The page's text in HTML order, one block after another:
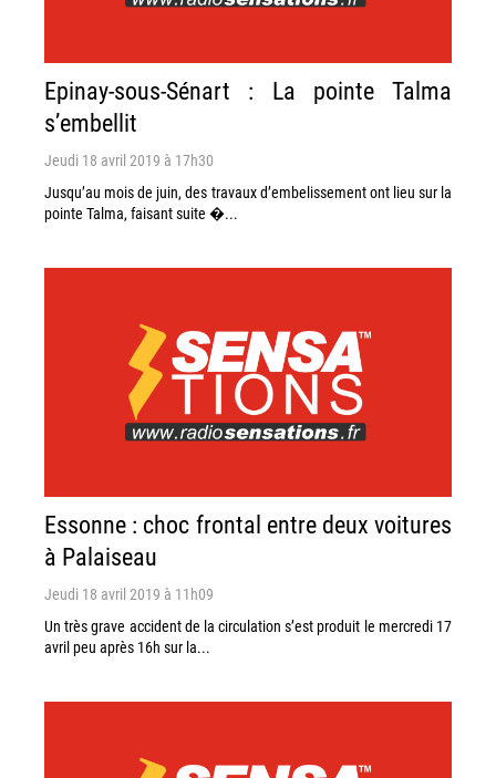
Epinay-sous-Sénart : La pointe Talma
s’embellit
Jeudi 18 avril 2019 à 17h30
Jusqu’au mois de juin, des travaux d’embelissement ont lieu sur la
pointe Talma, faisant suite �...
Essonne : choc frontal entre deux voitures
à Palaiseau
Jeudi 18 avril 2019 à 11h09
Un très grave accident de la circulation s’est produit le mercredi 17
avril peu après 16h sur la...